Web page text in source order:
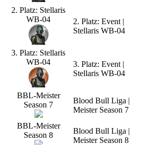
2. Platz: Stellaris
WB-04
2. Platz: Event |
Stellaris WB-04
3. Platz: Stellaris
WB-04
3. Platz: Event |
Stellaris WB-04
BBL-Meister
Season 7
Blood Bull Liga |
Meister Season 7
BBL-Meister
Season 8
Blood Bull Liga |
Meister Season 8